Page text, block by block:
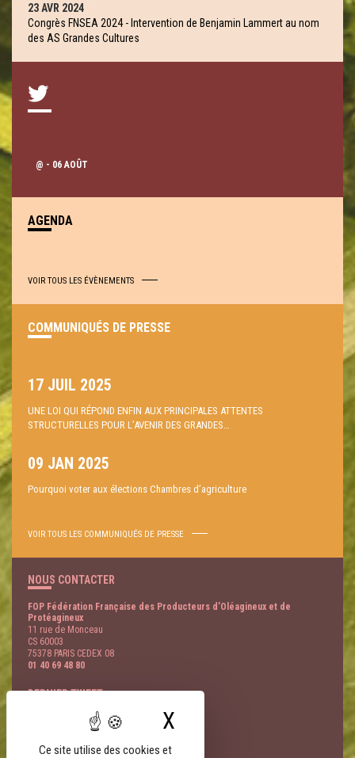
Ce site utilise des cookies et
X Masquer le
23 AVR 2024
Congrès FNSEA 2024 - Intervention de Benjamin Lammert au nom
des AS Grandes Cultures
@ - 06 AOÛT
AGENDA
VOIR TOUS LES ÉVÈNEMENTS
COMMUNIQUÉS DE PRESSE
17 JUIL 2025
UNE LOI QUI RÉPOND ENFIN AUX PRINCIPALES ATTENTES
STRUCTURELLES POUR L’AVENIR DES GRANDES…
09 JAN 2025
Pourquoi voter aux élections Chambres d’agriculture
VOIR TOUS LES COMMUNIQUÉS DE PRESSE
NOUS CONTACTER
FOP Fédération Française des Producteurs d’Oléagineux et de
Protéagineux
11 rue de Monceau
CS 60003
75378 PARIS CEDEX 08
01 40 69 48 80
DERNIER TWEET
LIENS PARTENAIRES